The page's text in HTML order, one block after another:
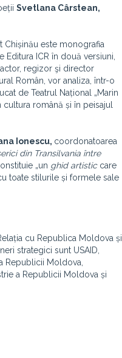
Svetlana Cârstean,
Chișinău este monografia
ICR în două versiuni,
, actor, regizor şi director
Român, vor analiza, într-o
de Teatrul Național „Marin
română și în peisajul
Ionescu, coordonatoarea
din Transilvania între
„un ghid artisticcare
toate stilurile și formele sale
cu Republica Moldova și
strategici sunt USAID,
Republicii Moldova,
a Republicii Moldova și